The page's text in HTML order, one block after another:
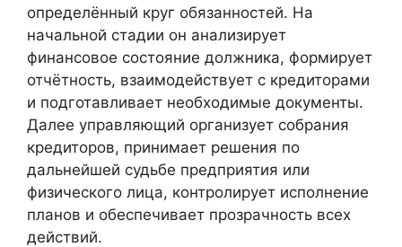
определённый круг обязанностей. На
начальной стадии он анализирует
финансовое состояние должника, формирует
отчётность, взаимодействует с кредиторами
и подготавливает необходимые документы.
Далее управляющий организует собрания
кредиторов, принимает решения по
дальнейшей судьбе предприятия или
физического лица, контролирует исполнение
планов и обеспечивает прозрачность всех
действий.